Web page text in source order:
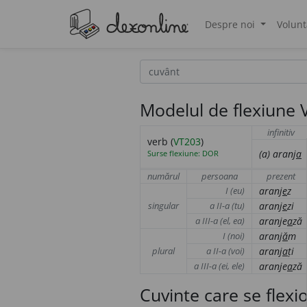
Despre noi
Modelul de flexiune
verb (VT203)
Surse flexiune: DOR
infinitiv
(a) aranja
numărul persoana prezent
singular
I (eu) aranjez
a II-a (tu) aranjezi
a III-a (el, ea) aranjează
plural
I (noi) aranjăm
a II-a (voi) aranjați
a III-a (ei, ele) aranjează
Cuvinte care se